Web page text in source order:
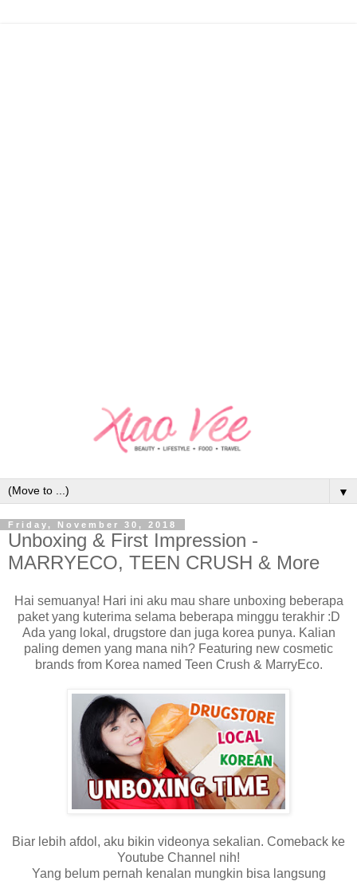
▼
Friday, November 30, 2018
Unboxing & First Impression -
MARRYECO, TEEN CRUSH & More
Hai semuanya! Hari ini aku mau share unboxing beberapa
paket yang kuterima selama beberapa minggu terakhir :D
Ada yang lokal, drugstore dan juga korea punya. Kalian
paling demen yang mana nih? Featuring new cosmetic
brands from Korea named Teen Crush & MarryEco.
Biar lebih afdol, aku bikin videonya sekalian. Comeback ke
Youtube Channel nih!
Yang belum pernah kenalan mungkin bisa langsung